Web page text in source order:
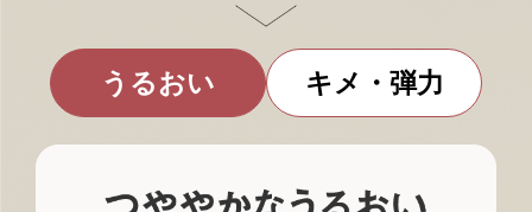
うるおい キメ・弾力